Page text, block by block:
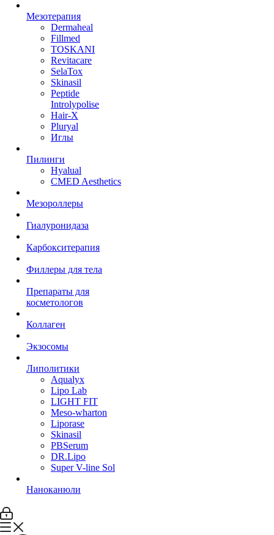
Мезотерапия
Dermaheal
Fillmed
TOSKANI
Revitacare
SelaTox
Skinasil
Peptide
Introlypolise
Hair-X
Pluryal
Иглы
Пилинги
Hyalual
CMED Aesthetics
Мезороллеры
Гиалуронидаза
Карбокситерапия
Филлеры для тела
Препараты для
косметологов
Коллаген
Экзосомы
Липолитики
Aqualyx
Lipo Lab
LIGHT FIT
Meso-wharton
Liporase
Skinasil
PBSerum
DR.Lipo
Super V-line Sol
Наноканюли